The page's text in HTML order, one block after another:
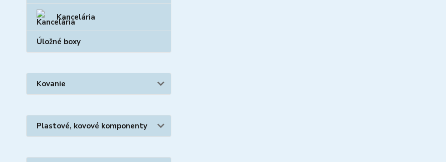
Kancelária
Úložné boxy
Kovanie
Plastové, kovové komponenty